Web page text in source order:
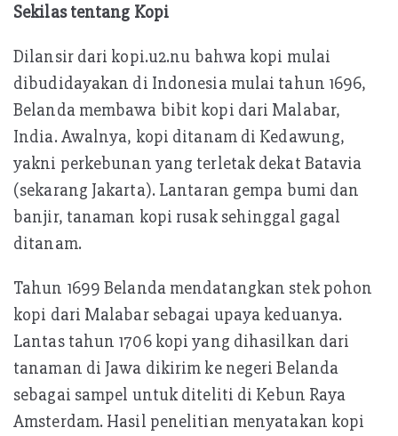
Sekilas tentang Kopi
Dilansir dari kopi.u2.nu bahwa kopi mulai
dibudidayakan di Indonesia mulai tahun 1696,
Belanda membawa bibit kopi dari Malabar,
India. Awalnya, kopi ditanam di Kedawung,
yakni perkebunan yang terletak dekat Batavia
(sekarang Jakarta). Lantaran gempa bumi dan
banjir, tanaman kopi rusak sehinggal gagal
ditanam.
Tahun 1699 Belanda mendatangkan stek pohon
kopi dari Malabar sebagai upaya keduanya.
Lantas tahun 1706 kopi yang dihasilkan dari
tanaman di Jawa dikirim ke negeri Belanda
sebagai sampel untuk diteliti di Kebun Raya
Amsterdam. Hasil penelitian menyatakan kopi